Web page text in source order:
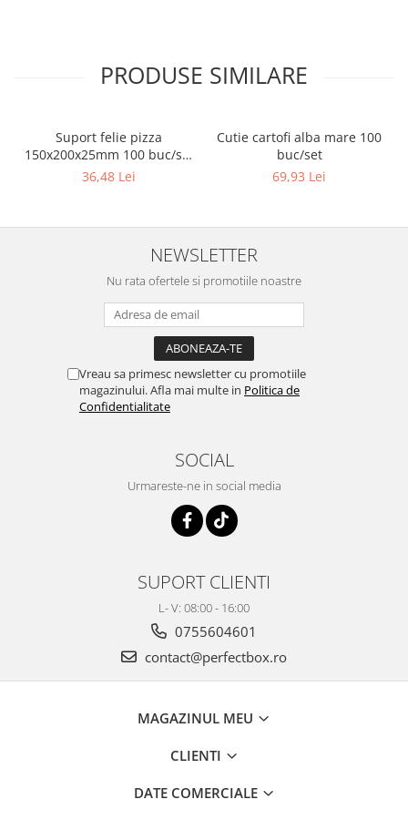
PRODUSE SIMILARE
Suport felie pizza
150x200x25mm 100 buc/set
Natur
36,48 Lei
Cutie cartofi alba mare 100
buc/set
69,93 Lei
NEWSLETTER
Nu rata ofertele si promotiile noastre
Vreau sa primesc newsletter cu promotiile
magazinului. Afla mai multe in Politica de
Confidentialitate
SOCIAL
Urmareste-ne in social media
SUPORT CLIENTI
L- V: 08:00 - 16:00
0755604601
contact@perfectbox.ro
MAGAZINUL MEU
CLIENTI
DATE COMERCIALE